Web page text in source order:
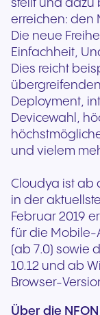
stellt und dazu
erreichen: den
Die neue
Einfachheit,
Dies reicht
Deployment,
Devicewahl,
und vielem
Cloudya ist ab
in der
Februar 2019
für die Mobile-
(ab 7.0) sowie
10.12 und ab
Browser-
Über die NFON